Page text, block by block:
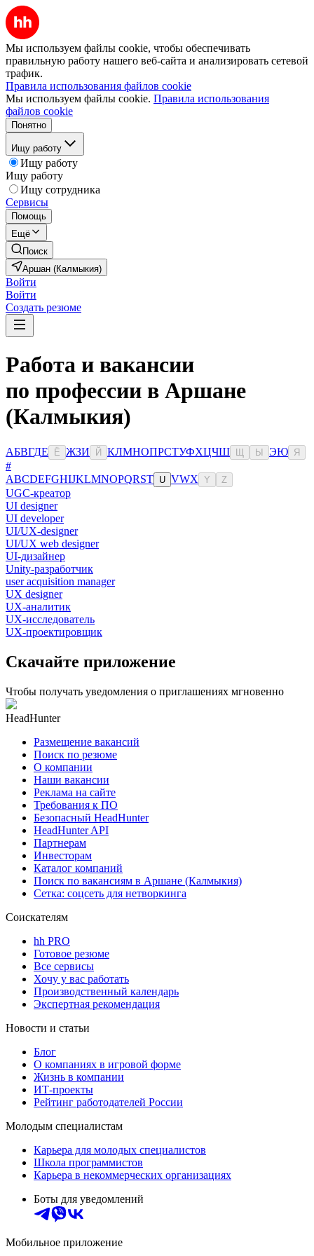
Мы используем файлы cookie, чтобы обеспечивать
правильную работу нашего веб-сайта и анализировать сетевой
трафик.
Правила использования файлов cookie
Мы используем файлы cookie. Правила использования
файлов cookie
Понятно
Ищу работу
Ищу работу
Ищу работу
Ищу сотрудника
Сервисы
Помощь
Ещё
Поиск
Аршан (Калмыкия)
Войти
Войти
Создать резюме
Работа и вакансии
по профессии в Аршане
(Калмыкия)
АБВГДЕ Ё ЖЗИ Й КЛМНОПРСТУФХЦЧШ Ы ЭЮ Я
#
ABCDEFGHIJKLMNOPQRST U VWX Y Z
UGC-креатор
UI designer
UI developer
UI/UX-designer
UI/UX web designer
UI-дизайнер
Unity-разработчик
user acquisition manager
UX designer
UX-аналитик
UX-исследователь
UX-проектировщик
Скачайте приложение
Чтобы получать уведомления о приглашениях мгновенно
HeadHunter
Размещение вакансий
Поиск по резюме
О компании
Наши вакансии
Реклама на сайте
Требования к ПО
Безопасный HeadHunter
HeadHunter API
Партнерам
Инвесторам
Каталог компаний
Поиск по вакансиям в Аршане (Калмыкия)
Сетка: соцсеть для нетворкинга
Соискателям
hh PRO
Готовое резюме
Все сервисы
Хочу у вас работать
Производственный календарь
Экспертная рекомендация
Новости и статьи
Блог
О компаниях в игровой форме
Жизнь в компании
ИТ-проекты
Рейтинг работодателей России
Молодым специалистам
Карьера для молодых специалистов
Школа программистов
Карьера в некоммерческих организациях
Боты для уведомлений
Мобильное приложение